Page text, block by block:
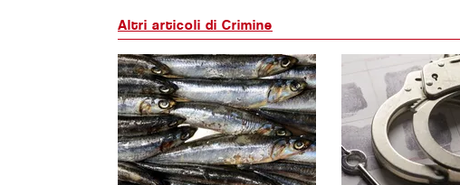
Altri articoli di Crimine